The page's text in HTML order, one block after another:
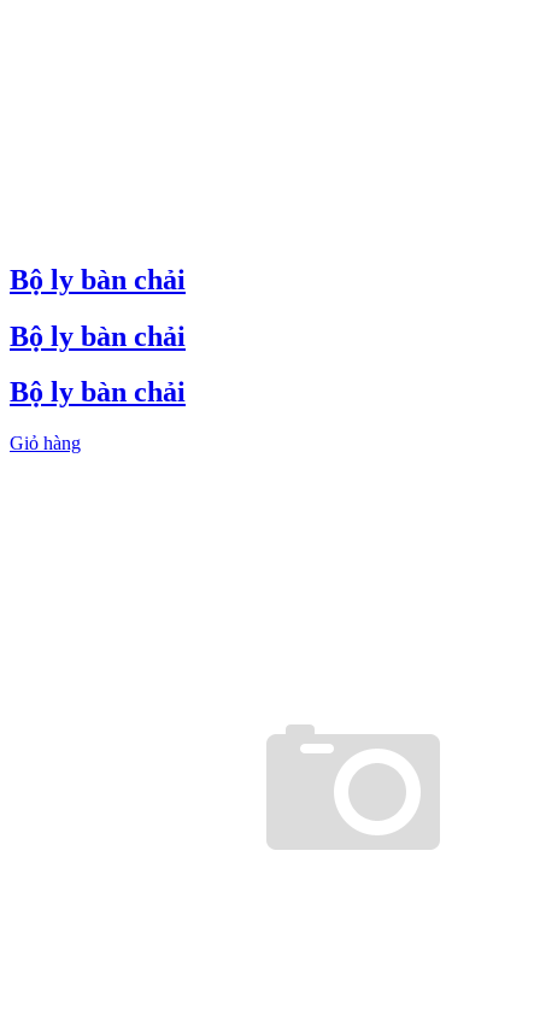
Bộ ly bàn chải
Bộ ly bàn chải
Bộ ly bàn chải
Giỏ hàng